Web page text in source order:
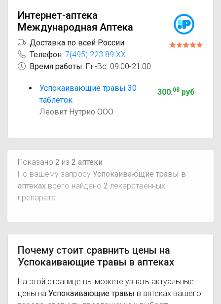
Интернет-аптека
Международная Аптека
Доставка по всей России
Телефон: 7(495) 223 89 XX
Время работы: Пн-Вс: 09:00-21:00
Успокаивающие травы 30
таблеток
Леовит Нутрио ООО
300.08руб
Показано 2 из 2 аптеки
По вашему запросу Успокаивающие травы в
аптеках всего найдено 2 лекарственных
препарата
Почему стоит сравнить цены на
Успокаивающие травы в аптеках
На этой странице вы можете узнать актуальные
цены на Успокаивающие травы в аптеках вашего